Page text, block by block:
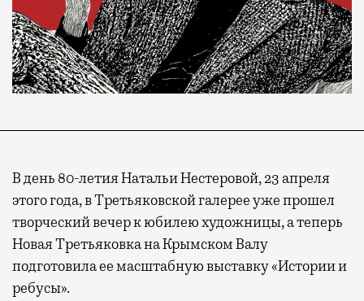
В день 80-летия Натальи Нестеровой, 23 апреля
этого года, в Третьяковской галерее уже прошел
творческий вечер к юбилею художницы, а теперь
Новая Третьяковка на Крымском Валу
подготовила ее масштабную выставку «Истории и
ребусы».